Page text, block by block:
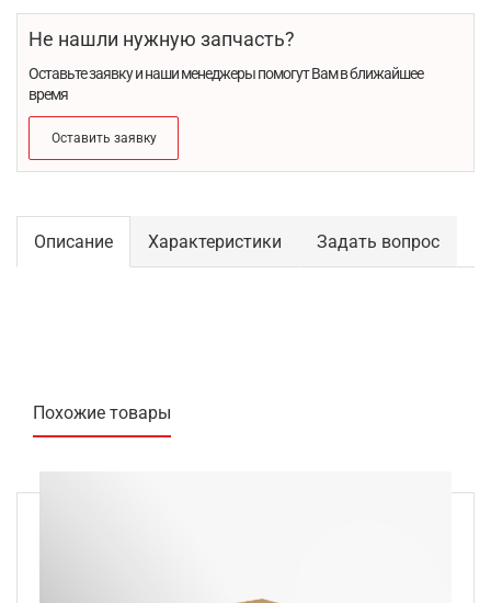
Не нашли нужную запчасть?
Оставьте заявку и наши менеджеры помогут Вам в ближайшее
время
Оставить заявку
Описание Характеристики Задать вопрос
Похожие товары